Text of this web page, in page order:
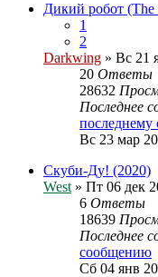
Дикий робот
1
2
Darkwing » Вс 21
20 Ответы
28632
Последнее
Вс 23 мар
Скуби-Ду! (2020)
West » Пт 06 дек
6 Ответы
18639
Последнее
сообщению
Сб 04 янв